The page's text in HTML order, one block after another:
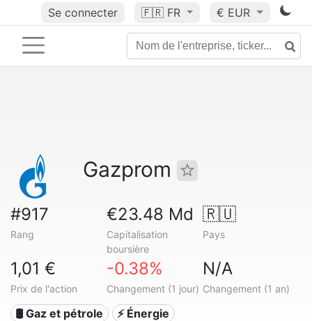
Se connecter 🇫🇷 FR € EUR
Gazprom
#917
Rang
€23.48 Md
Capitalisation
boursière
🇷🇺
Pays
1,01 €
Prix de l'action
-0.38%
Changement (1 jour)
N/A
Changement (1 an)
🛢 Gaz et pétrole ⚡ Énergie